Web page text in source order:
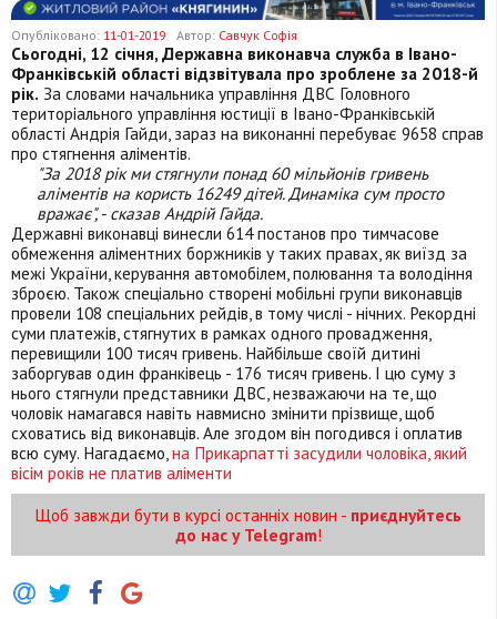
Опубліковано: 11-01-2019 Автор: Савчук Софія
Сьогодні, 12 січня, Державна виконавча служба в Івано-
Франківській області відзвітувала про зроблене за 2018-й
рік. За словами начальника управління ДВС Головного
територіального управління юстиції в Івано-Франківській
області Андрія Гайди, зараз на виконанні перебуває 9658 справ
про стягнення аліментів.
"За 2018 рік ми стягнули понад 60 мільйонів гривень
аліментів на користь 16249 дітей. Динаміка сум просто
вражає", - сказав Андрій Гайда.
Державні виконавці винесли 614 постанов про тимчасове
обмеження аліментних боржників у таких правах, як виїзд за
межі України, керування автомобілем, полювання та володіння
зброєю. Також спеціально створені мобільні групи виконавців
провели 108 спеціальних рейдів, в тому числі - нічних. Рекордні
суми платежів, стягнутих в рамках одного провадження,
перевищили 100 тисяч гривень. Найбільше своїй дитині
заборгував один франківець - 176 тисяч гривень. І цю суму з
нього стягнули представники ДВС, незважаючи на те, що
чоловік намагався навіть навмисно змінити прізвище, щоб
сховатись від виконавців. Але згодом він погодився і оплатив
всю суму. Нагадаємо,на Прикарпатті засудили чоловіка, який
вісім років не платив аліменти
Щоб завжди бути в курсі останніх новин - приєднуйтесь
до нас у Telegram!